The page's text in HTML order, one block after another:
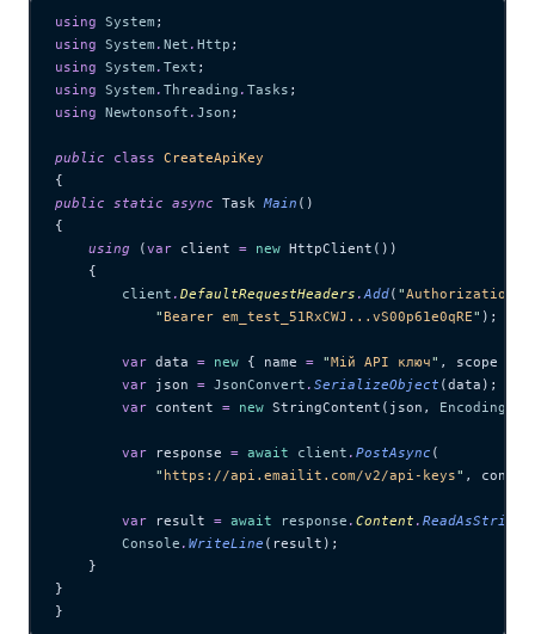
using System ;
using System . Net . Http ;
using System . Text ;
using System . Threading . Tasks ;
using Newtonsoft . Json ;
public class CreateApiKey
{
public static async Task Main ()
{
    using
(var client = new HttpClient())
    {
        client
. DefaultRequestHeaders .Add( "Authorization
            "
Bearer em_test_51RxCWJ...vS00p61e0qRE" );
        var
data = new { name = "Мій API ключ" , scope
        var
json = JsonConvert . SerializeObject (data);
        var
content = new StringContent(json, Encoding
        var
response = await client . PostAsync (
            "
https://api.emailit.com/v2/api-keys" ,
        var
result = await response . Content .
        Console
. WriteLine (result);
    }
}
}